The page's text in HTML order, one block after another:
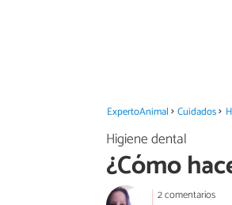
ExpertoAnimal Cuidados
Higiene dental
¿Cómo
2 comentarios